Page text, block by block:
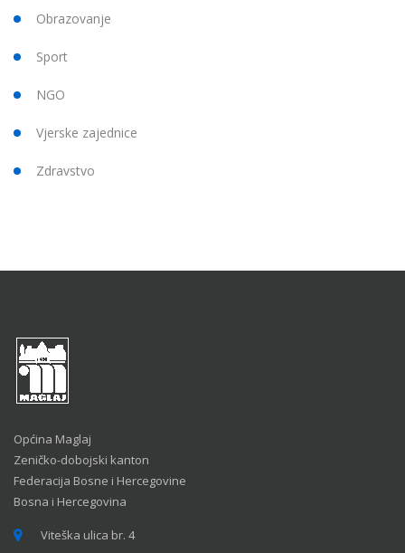
Obrazovanje
Sport
NGO
Vjerske zajednice
Zdravstvo
Općina Maglaj
Zeničko-dobojski kanton
Federacija Bosne i Hercegovine
Bosna i Hercegovina
Viteška ulica br. 4